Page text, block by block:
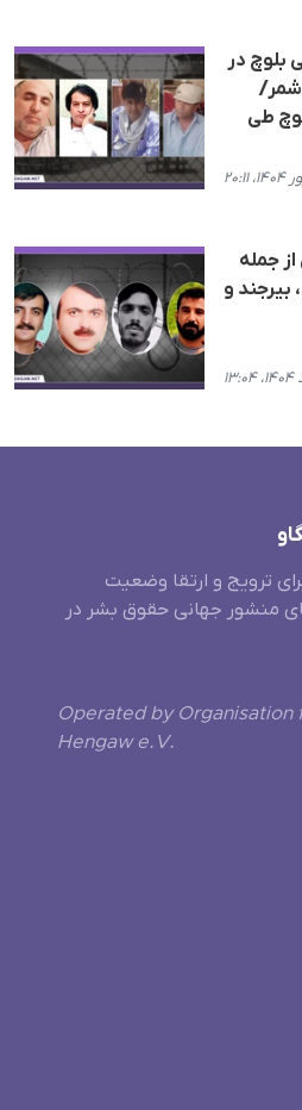
بلوچ در
بلوچ طی
جمله
بیرجند و
ترویج و ارتقا وضعیت
منشور جهانی حقوق بشر در
Operated by Organisation
Hengaw e.V.